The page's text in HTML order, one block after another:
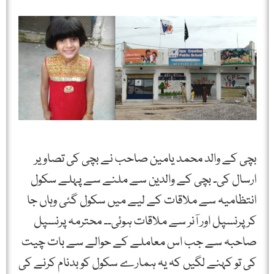
بچی کے والد محمد یامین صاحب نے بچی کی تصاویر
ارسال کی۔ بچی کے والدین سے ملنے سے پہلے سکول
انتظامیہ سے ملاقات کے لیے میں سکول گئی وہاں جا
کر پرنسپل اور آنر سے ملاقات ہوئی۔۔ محترمہ پرنسپل
صاحبہ سے جب اس معاملے کے حوالے سے بات چیت
کی تو کہنے لگیں کہ یہ ہمارے سکول کو بدنام کرنے کی